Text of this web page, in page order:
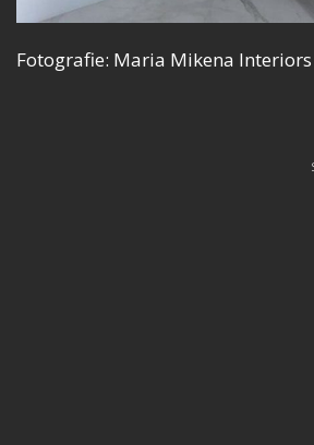
Fotografie: Maria Mikena Interiors